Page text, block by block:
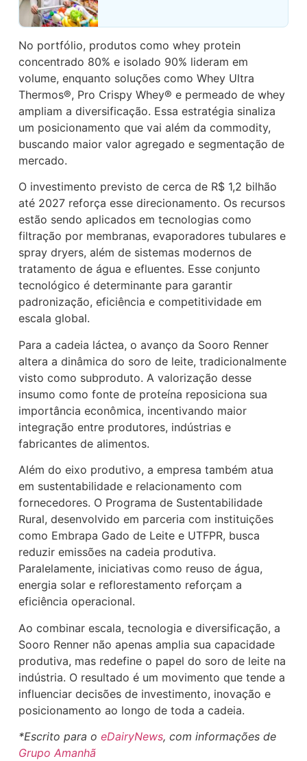
No portfólio, produtos como whey protein
concentrado 80% e isolado 90% lideram em
volume, enquanto soluções como Whey Ultra
Thermos®, Pro Crispy Whey® e permeado de whey
ampliam a diversificação. Essa estratégia sinaliza
um posicionamento que vai além da commodity,
buscando maior valor agregado e segmentação de
mercado.
O investimento previsto de cerca de R$ 1,2 bilhão
até 2027 reforça esse direcionamento. Os recursos
estão sendo aplicados em tecnologias como
filtração por membranas, evaporadores tubulares e
spray dryers, além de sistemas modernos de
tratamento de água e efluentes. Esse conjunto
tecnológico é determinante para garantir
padronização, eficiência e competitividade em
escala global.
Para a cadeia láctea, o avanço da Sooro Renner
altera a dinâmica do soro de leite, tradicionalmente
visto como subproduto. A valorização desse
insumo como fonte de proteína reposiciona sua
importância econômica, incentivando maior
integração entre produtores, indústrias e
fabricantes de alimentos.
Além do eixo produtivo, a empresa também atua
em sustentabilidade e relacionamento com
fornecedores. O Programa de Sustentabilidade
Rural, desenvolvido em parceria com instituições
como Embrapa Gado de Leite e UTFPR, busca
reduzir emissões na cadeia produtiva.
Paralelamente, iniciativas como reuso de água,
energia solar e reflorestamento reforçam a
eficiência operacional.
Ao combinar escala, tecnologia e diversificação, a
Sooro Renner não apenas amplia sua capacidade
produtiva, mas redefine o papel do soro de leite na
indústria. O resultado é um movimento que tende a
influenciar decisões de investimento, inovação e
posicionamento ao longo de toda a cadeia.
*Escrito para oeDairyNews, com informações de
Grupo Amanhã